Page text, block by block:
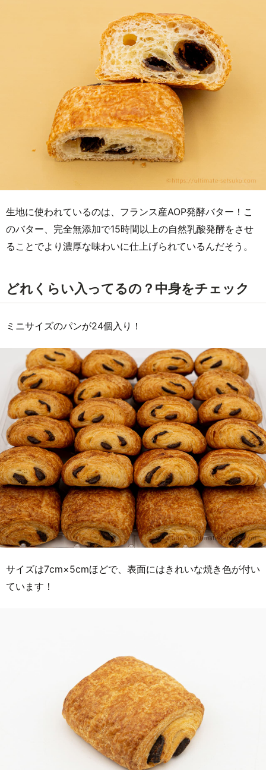
生地に使われているのは、フランス産AOP発酵バター！こ
のバター、完全無添加で15時間以上の自然乳酸発酵をさせ
ることでより濃厚な味わいに仕上げられているんだそう。
どれくらい入ってるの？中身をチェック
ミニサイズのパンが24個入り！
サイズは7cm×5cmほどで、表面にはきれいな焼き色が付い
ています！